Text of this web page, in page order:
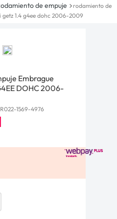
de empuje
rodamiento de
getz 1.4 g4ee dohc 2006-2009
Embrague
DOHC 2006-
1569-4976